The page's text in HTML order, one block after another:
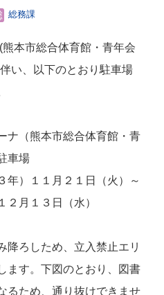
総務課
本市総合体育館・青年会
い、以下のとおり駐車場
ナ（熊本市総合体育館・青
車場
年）１１月２１日（火）～
２月１３日（水）
ろしため、立入禁止エリ
ます。下図のとおり、図書
るため、通り抜けできませ